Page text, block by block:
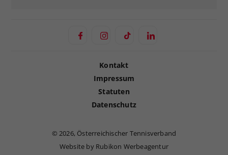
Kontakt
Impressum
Statuten
Datenschutz
©2026, Österreichischer Tennisverband
Website by Rubikon Werbeagentur